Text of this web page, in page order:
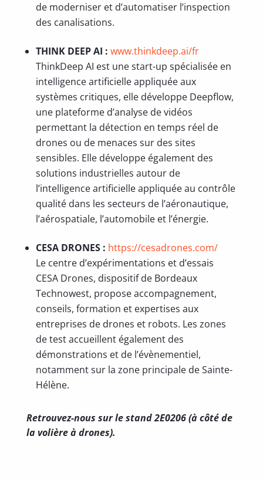
de moderniser et d’automatiser l’inspection
des canalisations.
THINK DEEP AI : www.thinkdeep.ai/fr
ThinkDeep AI est une start-up spécialisée en
intelligence artificielle appliquée aux
systèmes critiques, elle développe Deepflow,
une plateforme d’analyse de vidéos
permettant la détection en temps réel de
drones ou de menaces sur des sites
sensibles. Elle développe également des
solutions industrielles autour de
l’intelligence artificielle appliquée au contrôle
qualité dans les secteurs de l’aéronautique,
l’aérospatiale, l’automobile et l’énergie.
CESA DRONES : https://cesadrones.com/
Le centre d’expérimentations et d’essais
CESA Drones, dispositif de Bordeaux
Technowest, propose accompagnement,
conseils, formation et expertises aux
entreprises de drones et robots. Les zones
de test accueillent également des
démonstrations et de l’évènementiel,
notamment sur la zone principale de Sainte-
Hélène.
Retrouvez-nous sur le stand 2E0206 (à côté de
la volière à drones).